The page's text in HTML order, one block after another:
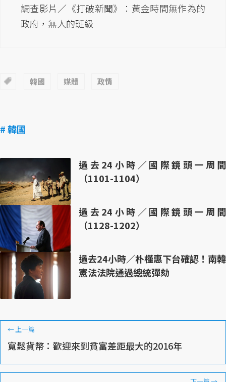
調查影片／《打破新聞》：黃金時間無作為的
政府，無人的班級
韓國 媒體 政情
# 韓國
過去24小時／國際鏡頭一周間
（1101-1104）
過去24小時／國際鏡頭一周間
（1128-1202）
過去24小時／朴槿惠下台確認！南韓
憲法法院通過總統彈劾
← 上一篇
寬鬆貨幣：歡迎來到貧富差距最大的2016年